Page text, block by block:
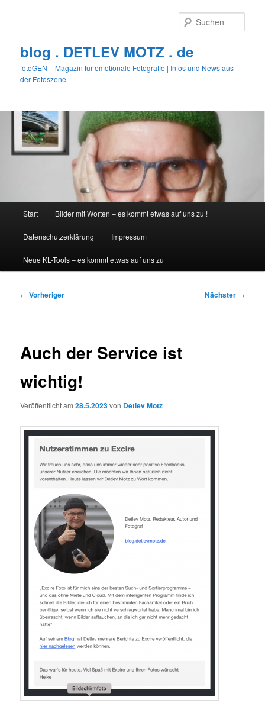
blog . DETLEV MOTZ . de
fotoGEN – Magazin für emotionale Fotografie | Infos und News aus
der Fotoszene
Start Bilder mit Worten – es kommt etwas auf uns zu !
Datenschutzerklärung Impressum
Neue KL-Tools – es kommt etwas auf uns zu
Beitragsnavigation
← Vorheriger Nächster →
Auch der Service ist
wichtig!
Veröffentlicht am28.5.2023von Detlev Motz